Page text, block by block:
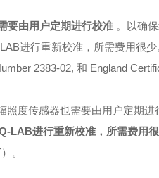
要由用户定期进行校准 。以确
进行重新校准，所需费用很
2383-02, 和 England
照度传感器也需要由用户定期
LAB进行重新校准，所需费用
。